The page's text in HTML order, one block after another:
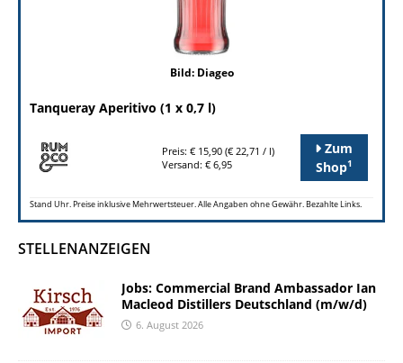
Bild: Diageo
Tanqueray Aperitivo (1 x 0,7 l)
Preis: € 15,90 (€ 22,71 / l)
Versand: € 6,95
Zum
Shop1
Stand Uhr. Preise inklusive Mehrwertsteuer. Alle Angaben ohne Gewähr. Bezahlte Links.
STELLENANZEIGEN
Jobs: Commercial Brand Ambassador Ian
Macleod Distillers Deutschland (m/w/d)
6. August 2026